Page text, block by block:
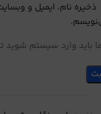
ذخیره نام، ایمیل و
باید وارد سیستم شوید